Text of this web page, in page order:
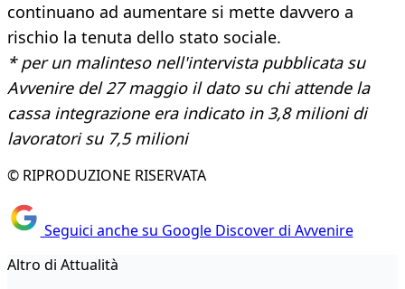
continuano ad aumentare si mette davvero a
rischio la tenuta dello stato sociale.
* per un malinteso nell'intervista pubblicata su
Avvenire del 27 maggio il dato su chi attende la
cassa integrazione era indicato in 3,8 milioni di
lavoratori su 7,5 milioni
© RIPRODUZIONE RISERVATA
Seguici anche su Google Discover di Avvenire
Altro di Attualità